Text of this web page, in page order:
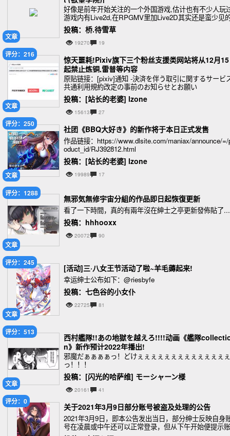
文章
好像是前年开始关注的一个外国游戏,估计也有不少人玩
游戏内有Live2d,在RPGMV里加Live2D其实还是蛮少见
而且还弄了个加密系统,游戏玩起来可能有些许卡顿,加上
英文,也很少人想会去玩,
投稿：桥.待雪草
19270 19
文章
评分：216
惊天噩耗!Pixiv旗下三个粉丝支援类网站将从12月
起禁止炼铜,雷普等内容
原贴链接：[pixiv]通知 -決済を伴う取引に関するサービ
共通利用規約改定の事前のお知らせとお願い
投稿：[站长的老婆] lzone
15613 27
文章
评分：250
社团《BBQ大好き》的新作将于本日正式发售
作品链接：https://www.dlsite.com/maniax/announce/=/
oduct_id/RJ392812.html
投稿：[站长的老婆] lzone
19989 17
文章
评分：1288
無邪気無修宇宙分組的作品即日起恢復更新
看了一下時間，真的有兩年沒在紳士之亭更新發佈貼了...
投稿：hhhooxx
20072 90
文章
评分：245
[活动]三·八女王节活动了啦~羊毛薅起来!
幸运绅士公布如下：@riesbyfe
投稿：七色谷的小女仆
22725 81
文章
评分：513
西村艦隊!!あの地獄を越えろ!!!!动画《艦隊
n》新作预计2022年播出!
邪魔だぁぁぁぁっ！どけぇぇぇぇぇぇぇぇぇぇぇぇぇぇ
っ！！！
投稿：[闪光的哈萨维] モーシャーン様
20161 41
评分：0
关于2021年3月9日部分账号被盗及处理的公告
2021年3月9日，即本公告发出当日，部分绅士反映自身
号在凌晨或中午还可以正常登录，但从下午开始便提示账